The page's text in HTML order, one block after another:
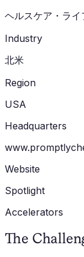
ヘルスケア・ライ
Industry
北米
Region
USA
Headquarters
Website
Spotlight
Accelerators
The